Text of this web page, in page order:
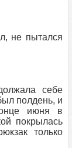
не пытался
себе
полдень, и
июня в
покрылась
только